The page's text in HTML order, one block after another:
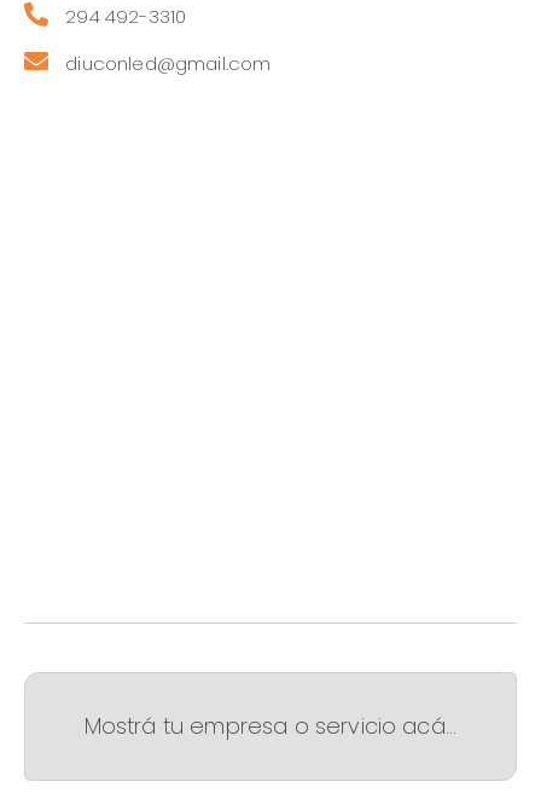
294 492-3310
diuconled@gmail.com
Mostrá tu empresa o servicio acá...